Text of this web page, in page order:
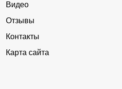
Видео
Отзывы
Контакты
Карта сайта